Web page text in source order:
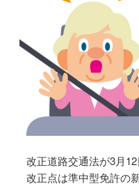
改正道路交通法が3月
改正点は準中型免許の